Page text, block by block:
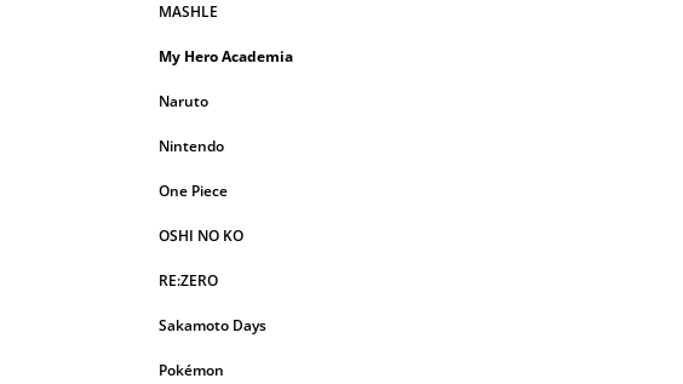
MASHLE
My Hero Academia
Naruto
Nintendo
One Piece
OSHI NO KO
RE:ZERO
Sakamoto Days
Pokémon